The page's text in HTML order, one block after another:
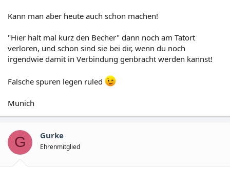
Kann man aber heute auch schon machen!
"Hier halt mal kurz den Becher" dann noch am Tatort
verloren, und schon sind sie bei dir, wenn du noch
irgendwie damit in Verbindung genbracht werden kannst!
Falsche spuren legen ruled
Munich
G Gurke
Ehrenmitglied